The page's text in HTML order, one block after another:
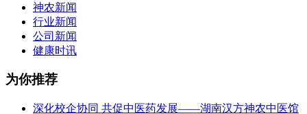
神农新闻
行业新闻
公司新闻
健康时讯
为你推荐
深化校企协同 共促中医药发展——湖南汉方神农中医馆